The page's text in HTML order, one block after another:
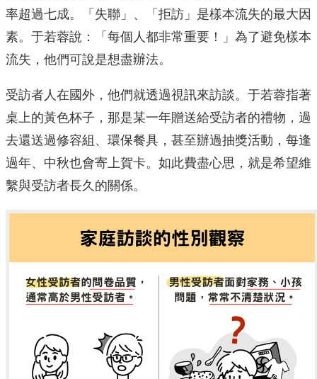
率超過七成。「失聯」、「拒訪」是樣本流失的最大因
素。于若蓉說：「每個人都非常重要！」為了避免樣本
流失，他們可說是想盡辦法。
受訪者人在國外，他們就透過視訊來訪談。于若蓉指著
桌上的黃色杯子，那是某一年贈送給受訪者的禮物，過
去還送過修容組、環保餐具，甚至辦過抽獎活動，每逢
過年、中秋也會寄上賀卡。如此費盡心思，就是希望維
繫與受訪者長久的關係。